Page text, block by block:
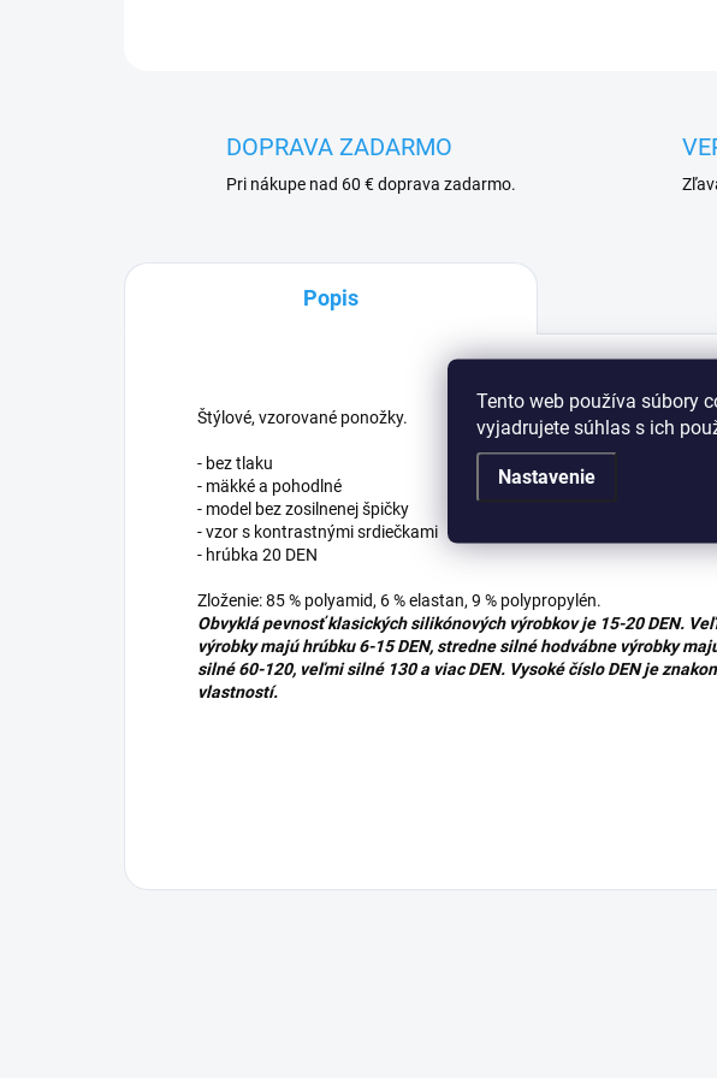
Tento web používa súbory
vyjadrujete súhlas s ich
Nastavenie
DOPRAVA ZADARMO
Pri nákupe nad 60 € doprava zadarmo.
Popis
Štýlové, vzorované ponožky.
- bez tlaku
- mäkké a pohodlné
- model bez zosilnenej špičky
- vzor s kontrastnými srdiečkami
- hrúbka 20 DEN
Zloženie: 85 % polyamid, 6 % elastan, 9 % polypropylén.
Obvyklá pevnosť klasických silikónových výrobkov je 15-20 DEN.
výrobky majú hrúbku 6-15 DEN, stredne silné hodvábne výrobky
silné 60-120, veľmi silné 130 a viac DEN. Vysoké číslo DEN je
vlastností.